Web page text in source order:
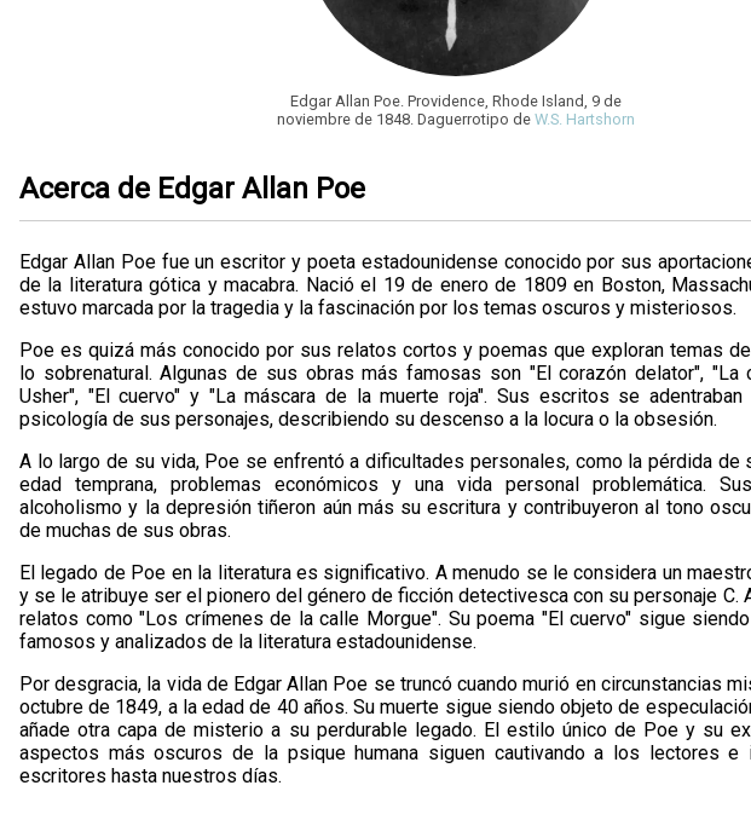
Edgar Allan Poe. Providence, Rhode Island, 9 de
noviembre de 1848. Daguerrotipo de W.S. Hartshorn
Acerca de Edgar Allan Poe
Edgar Allan Poe fue un escritor y poeta estadounidense conocido por sus
de la literatura gótica y macabra. Nació el 19 de enero de 1809 en Boston,
estuvo marcada por la tragedia y la fascinación por los temas oscuros y misteriosos.
Poe es quizá más conocido por sus relatos cortos y poemas que exploran temas
lo sobrenatural. Algunas de sus obras más famosas son "El corazón delator", "La
Usher", "El cuervo" y "La máscara de la muerte roja". Sus escritos se
psicología de sus personajes, describiendo su descenso a la locura o la obsesión.
A lo largo de su vida, Poe se enfrentó a dificultades personales, como la pérdida de
edad temprana, problemas económicos y una vida personal problemática.
alcoholismo y la depresión tiñeron aún más su escritura y contribuyeron al tono
de muchas de sus obras.
El legado de Poe en la literatura es significativo. A menudo se le considera un
y se le atribuye ser el pionero del género de ficción detectivesca con su personaje C.
relatos como "Los crímenes de la calle Morgue". Su poema "El cuervo" sigue
famosos y analizados de la literatura estadounidense.
Por desgracia, la vida de Edgar Allan Poe se truncó cuando murió en circunstancias
octubre de 1849, a la edad de 40 años. Su muerte sigue siendo objeto de
añade otra capa de misterio a su perdurable legado. El estilo único de Poe y su
aspectos más oscuros de la psique humana siguen cautivando a los lectores e
escritores hasta nuestros días.